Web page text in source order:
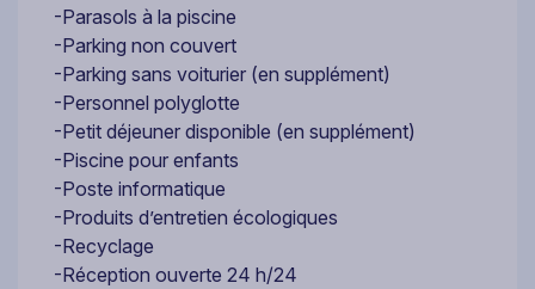
-Parasols à la piscine
-Parking non couvert
-Parking sans voiturier (en supplément)
-Personnel polyglotte
-Petit déjeuner disponible (en supplément)
-Piscine pour enfants
-Poste informatique
-Produits d’entretien écologiques
-Recyclage
-Réception ouverte 24 h/24